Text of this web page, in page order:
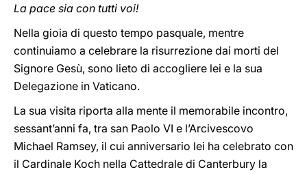
La pace sia con tutti voi!
Nella gioia di questo tempo pasquale, mentre
continuiamo a celebrare la risurrezione dai morti del
Signore Gesù, sono lieto di accogliere lei e la sua
Delegazione in Vaticano.
La sua visita riporta alla mente il memorabile incontro,
sessant’anni fa, tra san Paolo VI e l’Arcivescovo
Michael Ramsey, il cui anniversario lei ha celebrato con
il Cardinale Koch nella Cattedrale di Canterbury la